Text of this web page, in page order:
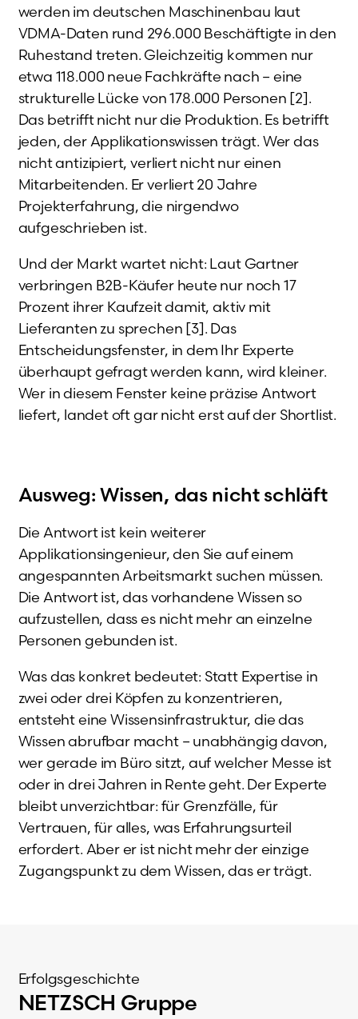
werden im deutschen Maschinenbau laut
VDMA-Daten rund 296.000 Beschäftigte in den
Ruhestand treten. Gleichzeitig kommen nur
etwa 118.000 neue Fachkräfte nach – eine
strukturelle Lücke von 178.000 Personen [2].
Das betrifft nicht nur die Produktion. Es betrifft
jeden, der Applikationswissen trägt. Wer das
nicht antizipiert, verliert nicht nur einen
Mitarbeitenden. Er verliert 20 Jahre
Projekterfahrung, die nirgendwo
aufgeschrieben ist.
Und der Markt wartet nicht: Laut Gartner
verbringen B2B-Käufer heute nur noch 17
Prozent ihrer Kaufzeit damit, aktiv mit
Lieferanten zu sprechen [3]. Das
Entscheidungsfenster, in dem Ihr Experte
überhaupt gefragt werden kann, wird kleiner.
Wer in diesem Fenster keine präzise Antwort
liefert, landet oft gar nicht erst auf der Shortlist.
Ausweg: Wissen, das nicht schläft
Die Antwort ist kein weiterer
Applikationsingenieur, den Sie auf einem
angespannten Arbeitsmarkt suchen müssen.
Die Antwort ist, das vorhandene Wissen so
aufzustellen, dass es nicht mehr an einzelne
Personen gebunden ist.
Was das konkret bedeutet: Statt Expertise in
zwei oder drei Köpfen zu konzentrieren,
entsteht eine Wissensinfrastruktur, die das
Wissen abrufbar macht – unabhängig davon,
wer gerade im Büro sitzt, auf welcher Messe ist
oder in drei Jahren in Rente geht. Der Experte
bleibt unverzichtbar: für Grenzfälle, für
Vertrauen, für alles, was Erfahrungsurteil
erfordert. Aber er ist nicht mehr der einzige
Zugangspunkt zu dem Wissen, das er trägt.
Erfolgsgeschichte
NETZSCH Gruppe